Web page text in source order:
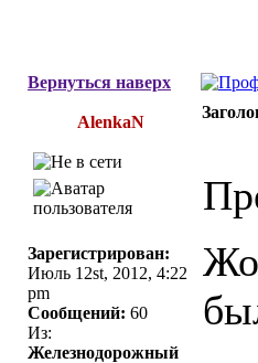
Вернуться наверх
AlenkaN
Зарегистрирован:
Июль 12st, 2012, 4:22
pm
Сообщений: 60
Из:
Железнодорожный